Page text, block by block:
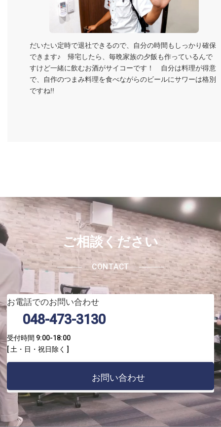
だいたい定時で退社できるので、自分の時間もしっかり確保
できます♪ 帰宅したら、毎晩家族の夕飯も作っているんで
すけど一緒に飲むお酒がサイコーです！ 自分は料理が得意
で、自作のつまみ料理を食べながらのビールにサワーは格別
ですね!!
ご相談ください
CONTACT
お電話でのお問い合わせ
048-473-3130
受付時間 9:00-18:00
[ 土・日・祝日除く ]
お問い合わせ